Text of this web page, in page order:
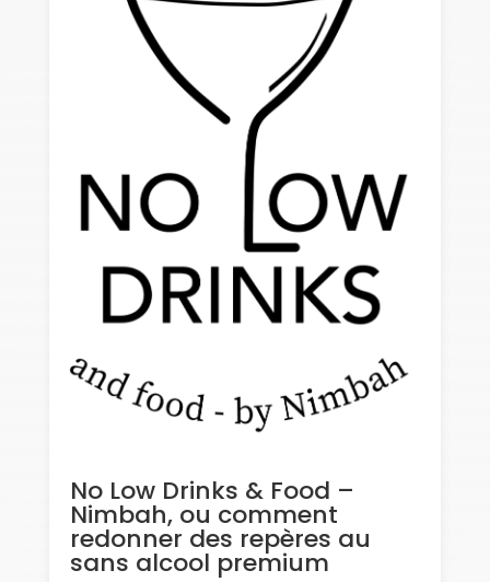
No Low Drinks & Food –
Nimbah, ou comment
redonner des repères au
sans alcool premium